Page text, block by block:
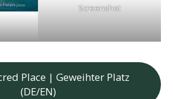
Screenshot
Place | Geweihter Platz
(DE/EN)